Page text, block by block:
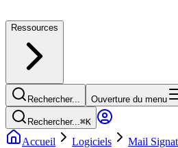
Ressources
Rechercher... Ouverture du menu
Rechercher...⌘K
Accueil Logiciels Mail